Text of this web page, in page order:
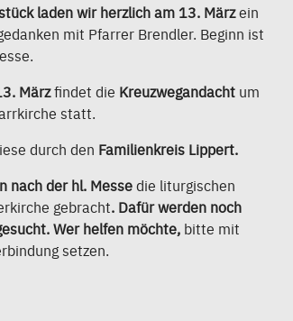
laden wir herzlich am 13. Märzein
mit Pfarrer Brendler. Beginn ist
Märzfindet die Kreuzwegandacht um
statt.
durch den Familienkreis Lippert.
nach der hl. Messedie liturgischen
gebracht. Dafür werden noch
Wer helfen möchte, bitte mit
setzen.